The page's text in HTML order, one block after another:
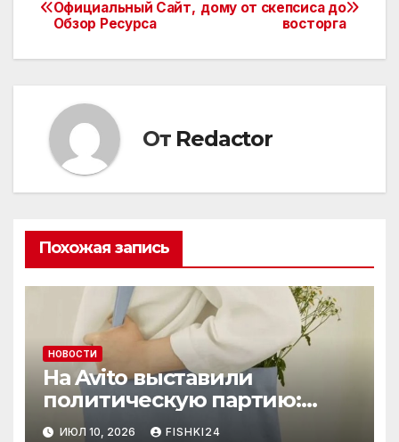
по
дому от скепсиса до
восторга
Официальный Сайт,
Обзор Ресурса
От Redactor
Похожая запись
НОВОСТИ
На Avito выставили
политическую партию:
необычный лот привлёк
ИЮЛ 10, 2026 FISHKI24